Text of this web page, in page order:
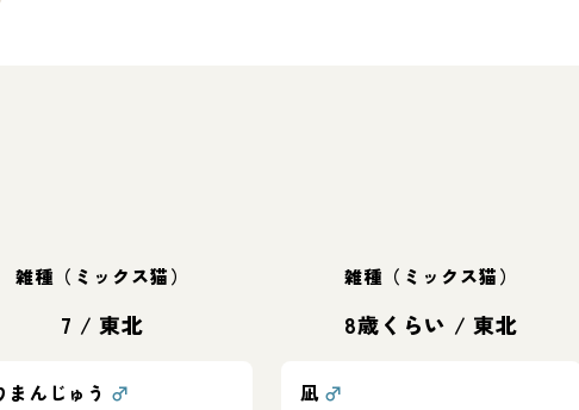
雑種（ミックス猫）
7 / 東北
まんじゅう ♂
雑種（ミックス猫）
8歳くらい / 東北
凪 ♂